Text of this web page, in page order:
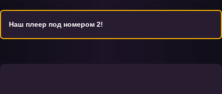
Наш плеер под номером 2!